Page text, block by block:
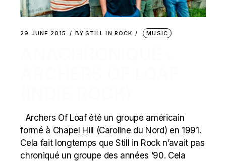
29 JUNE 2015 BY STILL IN ROCK MUSIC
Archers Of Loaf été un groupe américain
formé à Chapel Hill (Caroline du Nord) en 1991.
Cela fait longtemps que Still in Rock n’avait pas
chroniqué un groupe des années ’90. Cela